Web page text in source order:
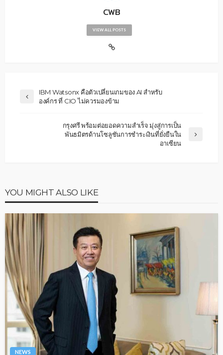
CWB
VIEW ALL POSTS
IBM Watsonx คือตัวเปลี่ยนเกมของ AI สำหรับ
องค์กร ที่ CIO ไม่ควรมองข้าม
กรุงศรี พร้อมต่อยอดความสำเร็จ มุ่งสู่การเป็น
พันธมิตรด้านโซลูชันการชำระเงินที่ยั่งยืนใน
อาเซียน
YOU MIGHT ALSO LIKE
NEWS